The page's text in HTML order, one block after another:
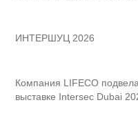
ИНТЕРШУЦ 2026
Компания LIFECO
выставке Intersec Dubai